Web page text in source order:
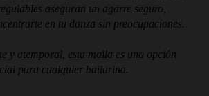
aseguran un agarre seguro,
en tu danza sin preocupaciones.
y atemporal, esta malla es una opción
para cualquier bailarina.